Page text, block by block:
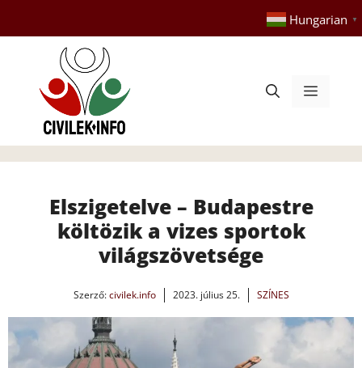
tartalomba
Hungarian ▼
Menü
Elszigetelve – Budapestre
költözik a vizes sportok
világszövetsége
Szerző:civilek.info 2023. július 25. SZÍNES